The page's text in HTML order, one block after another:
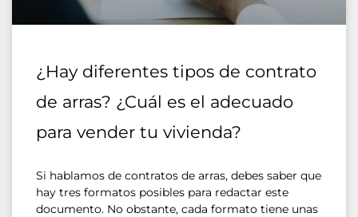
¿Hay diferentes tipos de contrato
de arras? ¿Cuál es el adecuado
para vender tu vivienda?
Si hablamos de contratos de arras, debes saber que
hay tres formatos posibles para redactar este
documento. No obstante, cada formato tiene unas